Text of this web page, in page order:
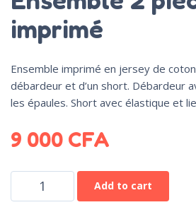
imprimé
Ensemble imprimé en jersey de
débardeur et d’un short. Débardeur
les épaules. Short avec élastique et
9 000 CFA
Add to cart